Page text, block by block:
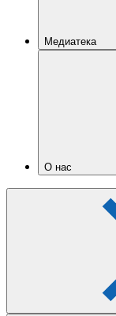
Медиатека
О нас